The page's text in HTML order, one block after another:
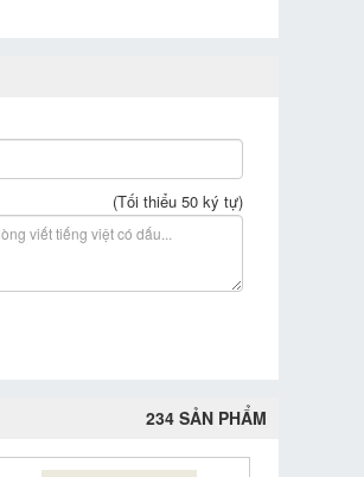
(Tối thiểu 50 ký tự)
234 SẢN PHẨM